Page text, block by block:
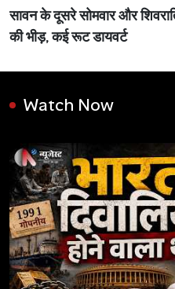
सावन के दूसरे सोमवार और
की भीड़, कई रूट डायवर्ट
Watch Now